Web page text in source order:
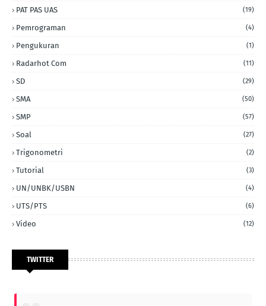
PAT PAS UAS (19)
Pemrograman (4)
Pengukuran (1)
Radarhot Com (11)
SD (29)
SMA (50)
SMP (57)
Soal (27)
Trigonometri (2)
Tutorial (3)
UN/UNBK/USBN (4)
UTS/PTS (6)
Video (12)
TWITTER